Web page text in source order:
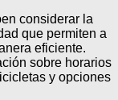
considerar la
que permiten a
eficiente.
sobre horarios
y opciones